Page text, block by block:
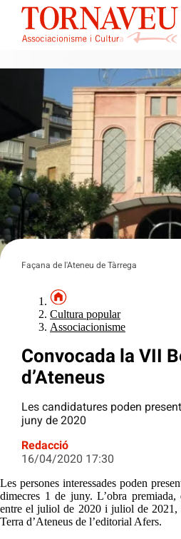
Façana de l'Ateneu de Tàrrega
Cultura popular
Associacionisme
Convocada la VII
d’Ateneus
Les candidatures poden
juny de 2020
Redacció
16/04/2020 17:30
Les persones interessades poden
dimecres 1 de juny. L’obra premiada,
entre el juliol de 2020 i juliol de 2021,
Terra d’Ateneus de l’editorial Afers.